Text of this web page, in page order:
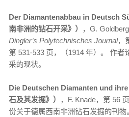
Der Diamantenabbau in Deutsch
南非洲的钻石开采》）
，G.
Dingler’s Polytechnisches Journal，
第 531-533 页，（1914 年）。 作者
采的现状。
Die Deutschen Diamanten und
石及其发掘》）
，F. Knade，第 56
份关于德属西南非洲钻石发掘的刊物